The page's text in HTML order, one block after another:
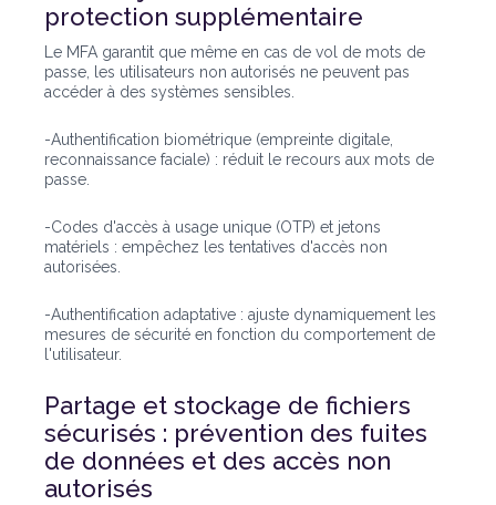
protection supplémentaire
Le MFA garantit que même en cas de vol de mots de
passe, les utilisateurs non autorisés ne peuvent pas
accéder à des systèmes sensibles.
-Authentification biométrique (empreinte digitale,
reconnaissance faciale) : réduit le recours aux mots de
passe.
-Codes d'accès à usage unique (OTP) et jetons
matériels : empêchez les tentatives d'accès non
autorisées.
-Authentification adaptative : ajuste dynamiquement les
mesures de sécurité en fonction du comportement de
l'utilisateur.
Partage et stockage de fichiers
sécurisés : prévention des fuites
de données et des accès non
autorisés